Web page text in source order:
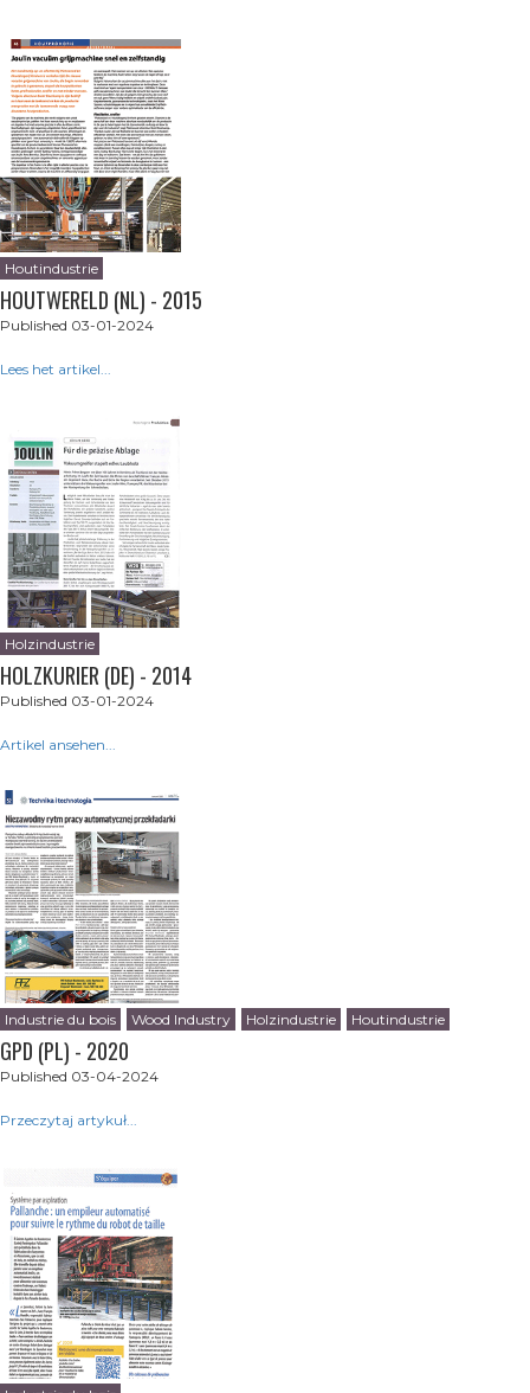
Houtindustrie
HOUTWERELD (NL) - 2015
Published 03-01-2024
Lees het artikel...
Holzindustrie
HOLZKURIER (DE) - 2014
Published 03-01-2024
Artikel ansehen...
Industrie du bois Wood Industry Holzindustrie Houtindustrie
GPD (PL) - 2020
Published 03-04-2024
Przeczytaj artykuł...